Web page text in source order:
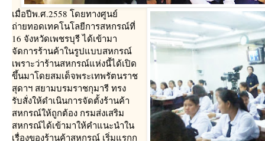
เมื่อปีพ.ศ.2558 โดยทางศูนย์
ถ่ายทอดเทคโนโลยีการสหกรณ์ที่
16 จังหวัดเพชรบุรี ได้เข้ามา
จัดการร้านค้าในรูปแบบสหกรณ์
เพราะว่าร้านสหกรณ์แห่งนี้ได้เปิด
ขึ้นมาโดยสมเด็จพระเทพรัตนราช
สุดาฯ สยามบรมราชกุมารี ทรง
รับสั่งให้ดำเนินการจัดตั้งร้านค้า
สหกรณ์ให้ถูกต้อง กรมส่งเสริม
สหกรณ์ได้เข้ามาให้คำแนะนำใน
เรื่องของร้านค้าสหกรณ์ เริ่มแรกก